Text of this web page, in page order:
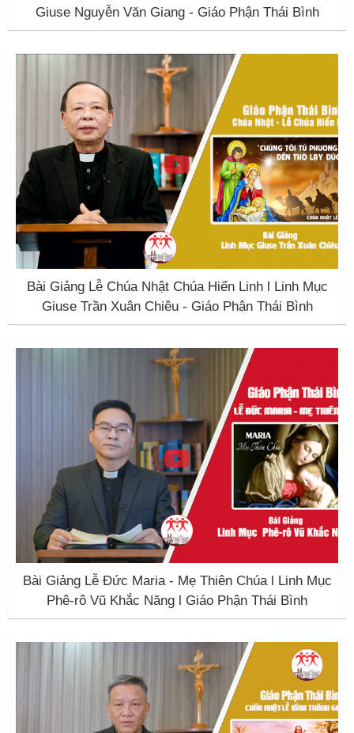
Giuse Nguyễn Văn Giang - Giáo Phận Thái Bình
Bài Giảng Lễ Chúa Nhật Chúa Hiển Linh l Linh Mục
Giuse Trần Xuân Chiêu - Giáo Phận Thái Bình
Bài Giảng Lễ Đức Maria - Mẹ Thiên Chúa l Linh Mục
Phê-rô Vũ Khắc Năng l Giáo Phận Thái Bình